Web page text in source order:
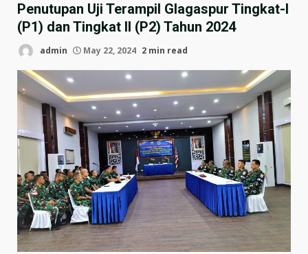
Penutupan Uji Terampil Glagaspur Tingkat-I
(P1) dan Tingkat II (P2) Tahun 2024
admin May 22, 2024 2 min read